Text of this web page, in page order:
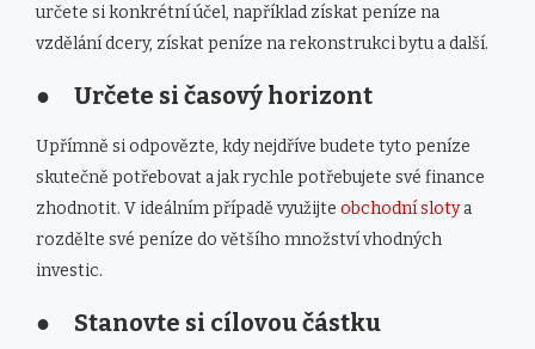
určete si konkrétní účel, například získat peníze na
vzdělání dcery, získat peníze na rekonstrukci bytu a další.
● Určete si časový horizont
Upřímně si odpovězte, kdy nejdříve budete tyto peníze
skutečně potřebovat a jak rychle potřebujete své finance
zhodnotit. V ideálním případě využijte obchodní slotya
rozdělte své peníze do většího množství vhodných
investic.
● Stanovte si cílovou částku